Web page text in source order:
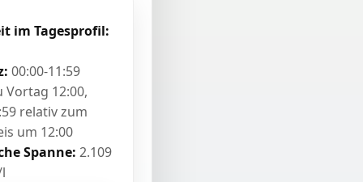
im Tagesprofil:
00:00-11:59
Vortag 12:00,
relativ zum
um 12:00
Spanne: 2.109